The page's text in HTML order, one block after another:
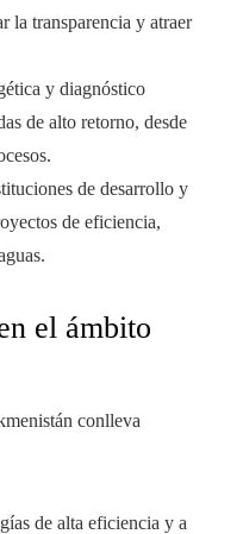
la transparencia y atraer
y diagnóstico
de alto retorno, desde
de desarrollo y
de eficiencia,
el ámbito
conlleva
de alta eficiencia y a